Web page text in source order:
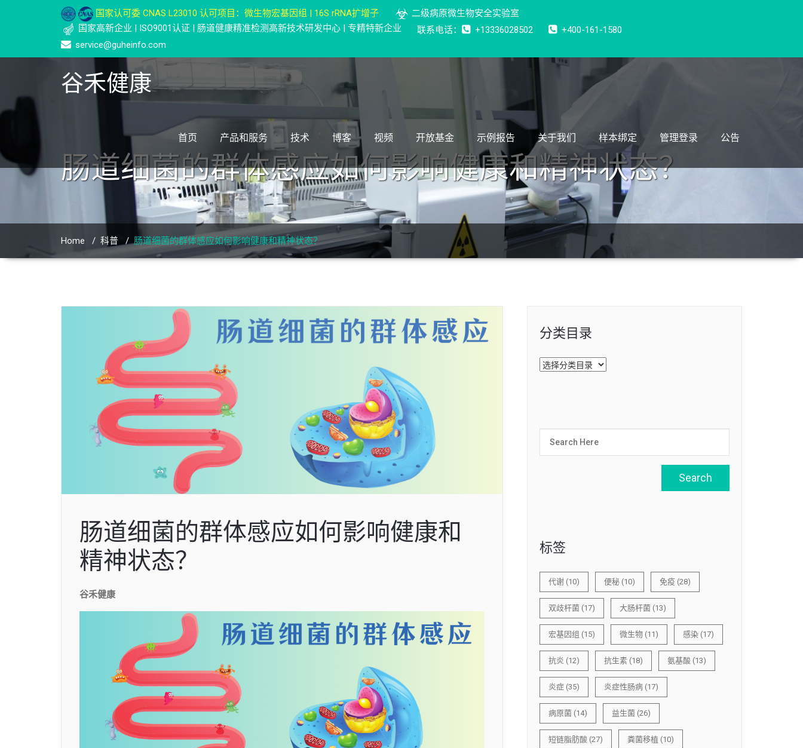
国家认可委 CNAS L23010 认可项目：微生物宏基因组 | 16S rRNA扩增子
二级病原微生物安全实验室
国家高新企业 | ISO9001认证 | 肠道健康精准检测高新技术研发中心 | 专精特新企业
联系电话： +13336028502
+400-161-1580
service@guheinfo.com
谷禾健康
首页 产品和服务 技术 博客 视频 开放基金 示例报告 关于我们 样本绑定 管理登录 公告
肠道细菌的群体感应如何影响健康和精神状态？
Home / 科普 /肠道细菌的群体感应如何影响健康和精神状态？
肠道细菌的群体感应如何影响健康和
精神状态？
谷禾健康
分类目录
分
类
标签
代谢 (10) 便秘 (10) 免疫 (28)
双歧杆菌 (17) 大肠杆菌 (13)
宏基因组 (15) 微生物 (11) 感染 (17)
抗炎 (12) 抗生素 (18) 氨基酸 (13)
炎症 (35) 炎症性肠病 (17)
病原菌 (14) 益生菌 (26)
短链脂肪酸 (27) 粪菌移植 (10)